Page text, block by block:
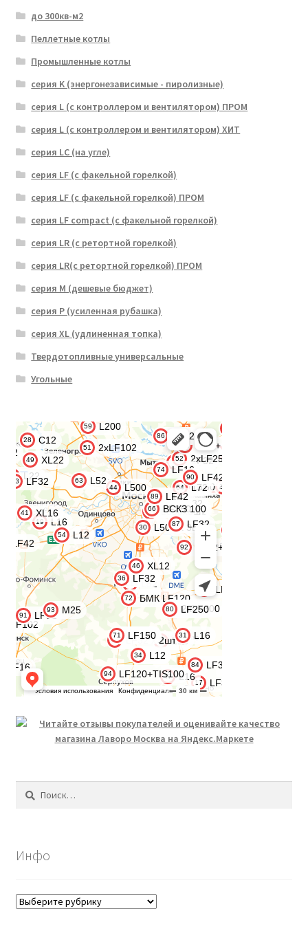
до 300кв-м2
Пеллетные котлы
Промышленные котлы
серия K (энергонезависимые - пиролизные)
серия L (с контроллером и вентилятором) ПРОМ
серия L (с контроллером и вентилятором) ХИТ
серия LC (на угле)
серия LF (с факельной горелкой)
серия LF (с факельной горелкой) ПРОМ
серия LF compact (с факельной горелкой)
серия LR (с ретортной горелкой)
серия LR(с ретортной горелкой) ПРОМ
серия M (дешевые бюджет)
серия P (усиленная рубашка)
серия XL (удлиненная топка)
Твердотопливные универсальные
Угольные
Найти:
Инфо
Инфо